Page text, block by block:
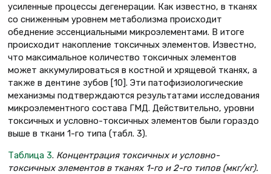
усиленные процессы дегенерации. Как известно, в тканях
со сниженным уровнем метаболизма происходит
обеднение эссенциальными микроэлементами. В итоге
происходит накопление токсичных элементов. Известно,
что максимальное количество токсичных элементов
может аккумулироваться в костной и хрящевой тканях, а
также в дентине зубов [10]. Эти патофизиологические
механизмы подтверждаются результатами исследования
микроэлементного состава ГМД. Действительно, уровни
токсичных и условно-токсичных элементов были гораздо
выше в ткани 1-го типа (табл. 3).
Таблица 3. Концентрация токсичных и условно-
токсичных элементов в тканях 1-го и 2-го типов (мкг/кг).